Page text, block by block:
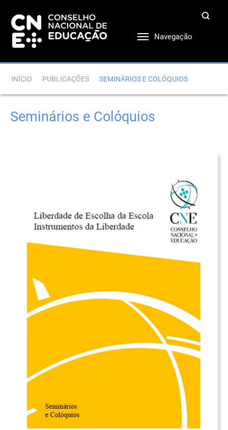
Navegação
INÍCIO PUBLICAÇÕES SEMINÁRIOS E COLÓQUIOS
Seminários e Colóquios